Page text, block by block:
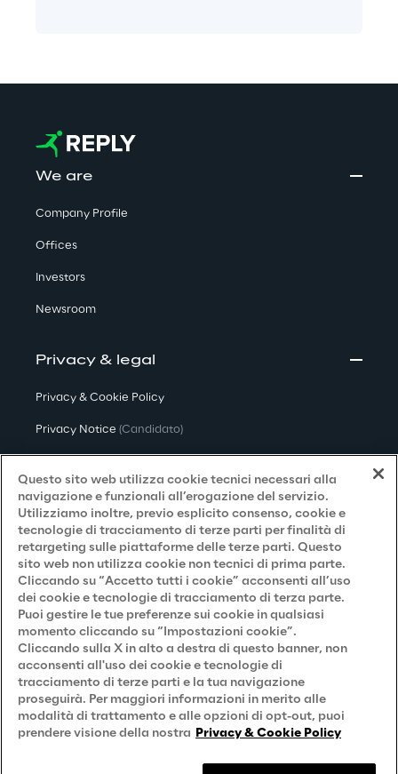
We are
Company Profile
Offices
Investors
Newsroom
Privacy & legal
Privacy & Cookie Policy
Privacy Notice (Candidato)
Privacy Notice(Fornitore)
Privacy Notice (Marketing)
Accessibilità
Careers
Contacts
Questo sito web utilizza cookie tecnici necessari alla
navigazione e funzionali all’erogazione del servizio.
Utilizziamo inoltre, previo esplicito consenso, cookie e
tecnologie di tracciamento di terze parti per finalità di
retargeting sulle piattaforme delle terze parti. Questo
sito web non utilizza cookie non tecnici di prima parte.
Cliccando su “Accetto tutti i cookie” acconsenti all’uso
dei cookie e tecnologie di tracciamento di terza parte.
Puoi gestire le tue preferenze sui cookie in qualsiasi
momento cliccando su “Impostazioni cookie”.
Cliccando sulla X in alto a destra di questo banner, non
acconsenti all'uso dei cookie e tecnologie di
tracciamento di terze parti e la tua navigazione
proseguirà. Per maggiori informazioni in merito alle
modalità di trattamento e alle opzioni di opt-out, puoi
prendere visione della nostra Privacy & Cookie Policy